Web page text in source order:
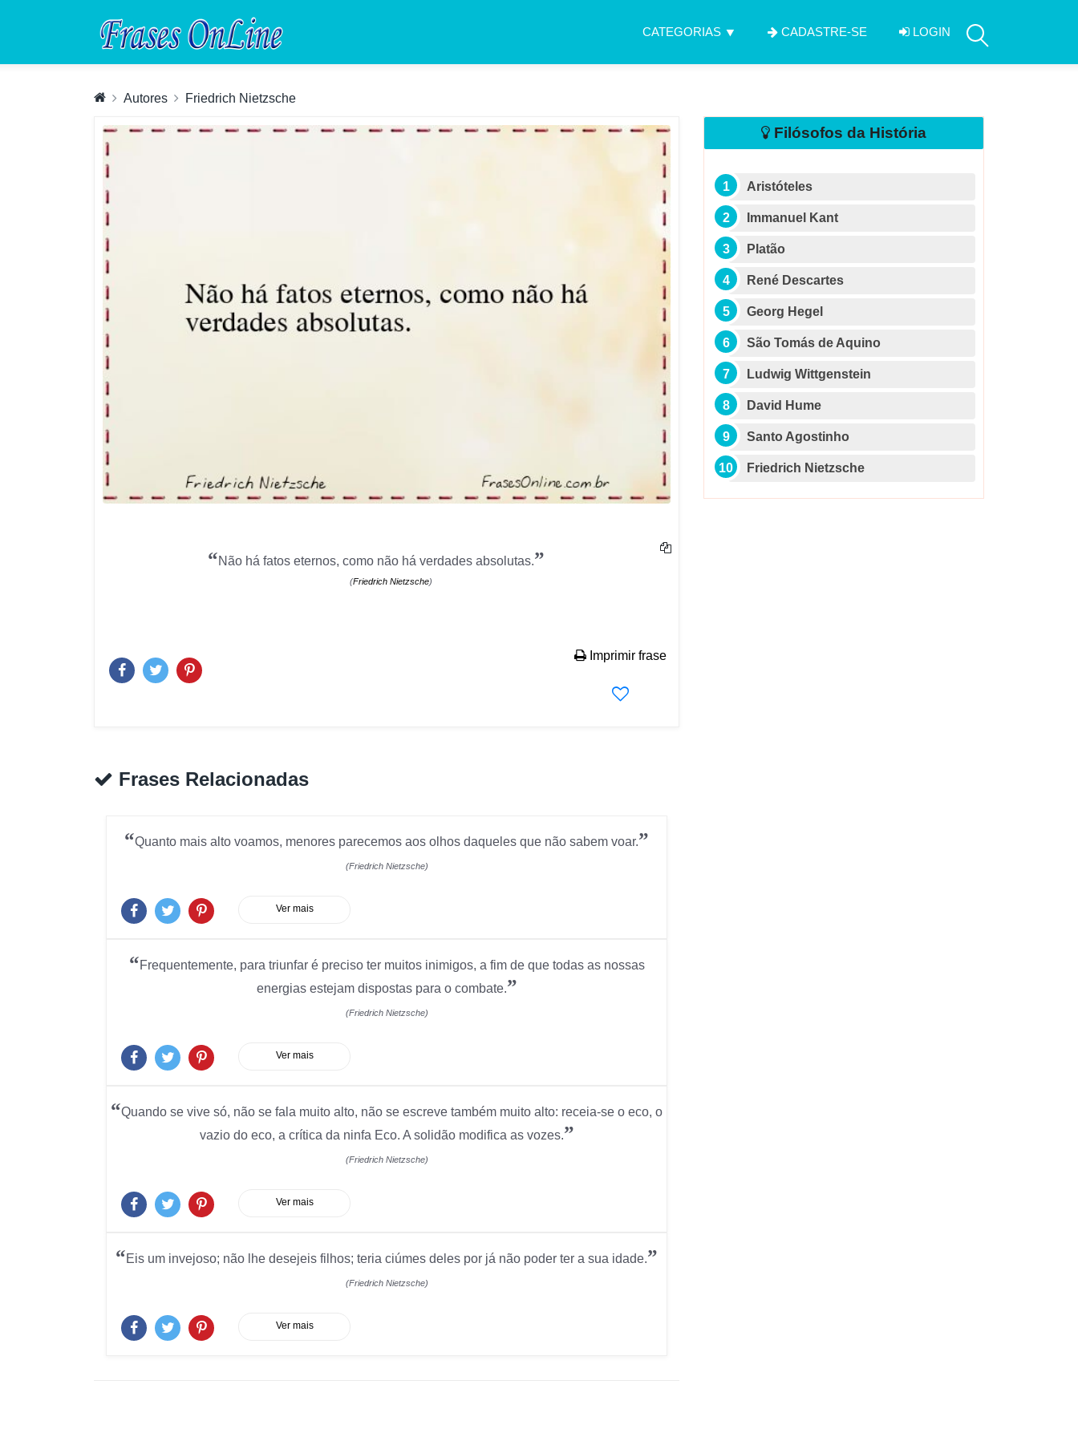
CATEGORIAS CADASTRE-SE LOGIN
Autores Friedrich Nietzsche
“Não há fatos eternos, como não há verdades absolutas.”
(Friedrich Nietzsche)
Imprimir frase
Frases Relacionadas
“Quanto mais alto voamos, menores parecemos aos olhos daqueles que não sabem voar.”
(Friedrich Nietzsche)
Ver mais
“Frequentemente, para triunfar é preciso ter muitos inimigos, a fim de que todas as nossas
energias estejam dispostas para o combate.”
(Friedrich Nietzsche)
Ver mais
“Quando se vive só, não se fala muito alto, não se escreve também muito alto: receia-se o eco, o
vazio do eco, a crítica da ninfa Eco. A solidão modifica as vozes.”
(Friedrich Nietzsche)
Ver mais
“Eis um invejoso; não lhe desejeis filhos; teria ciúmes deles por já não poder ter a sua idade.”
(Friedrich Nietzsche)
Ver mais
Filósofos da História
Aristóteles
Immanuel Kant
Platão
René Descartes
Georg Hegel
São Tomás de Aquino
Ludwig Wittgenstein
David Hume
Santo Agostinho
Friedrich Nietzsche